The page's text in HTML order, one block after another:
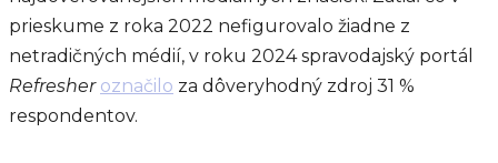
prieskume z roka 2022 nefigurovalo žiadne z
netradičných médií, v roku 2024 spravodajský portál
Refresher označilo za dôveryhodný zdroj 31 %
respondentov.